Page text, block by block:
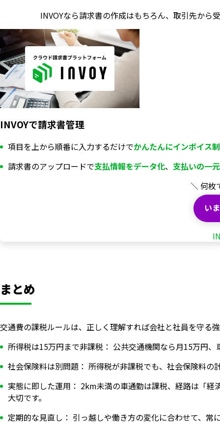
INVOYなら請求書の作成はもちろん、 取引先から
INVOYで請求書管理
項目を上から順番に入力するだけでかんたんにインボイス
請求書のアップロードで支払情報をデータ化、 支払いの一
＼ 何枚
い
まとめ
交通費の課税ルールは、正しく理解すれば会社と社員を守る
所得税は15万円まで非課税： 公共交通機関なら月15万円
社会保険料は別問題： 所得税が非課税でも、社会保険料
実態に即した運用： 2km未満の車通勤は課税、経路は「
大切です。
定期的な見直し： 引っ越しや働き方の変化に合わせて、